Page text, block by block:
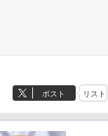
ポスト リスト